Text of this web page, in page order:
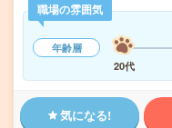
職場の雰囲気
年齢層
20代
気になる!